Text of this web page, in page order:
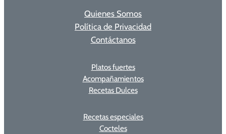
Quienes Somos
Política de Privacidad
Contáctanos
Platos fuertes
Acompañamientos
Recetas Dulces
Recetas especiales
Cocteles